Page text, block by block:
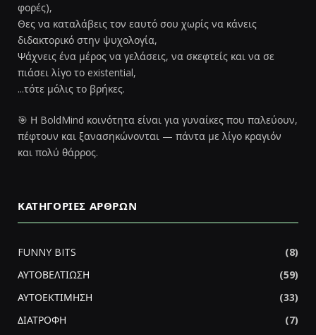
φορές),
Θες να καταλάβεις τον εαυτό σου χωρίς να κάνεις
διδακτορικό στην ψυχολογία,
Ψάχνεις ένα μέρος να γελάσεις, να σκεφτείς και να σε
πιάσει λίγο το existential,
...τότε μόλις το βρήκες.
🎯 Η BoldMind κοινότητα είναι για γυναίκες που παλεύουν,
πέφτουν και ξανασηκώνονται — πάντα με λίγο κραγιόν
και πολύ θάρρος.
ΚΑΤΗΓΟΡΊΕΣ ΆΡΘΡΩΝ
FUNNY BITS
(8)
ΑΥΤΟΒΕΛΤΙΩΣΗ
(59)
ΑΥΤΟΕΚΤΙΜΗΣΗ
(33)
ΔΙΑΤΡΟΦΗ
(7)